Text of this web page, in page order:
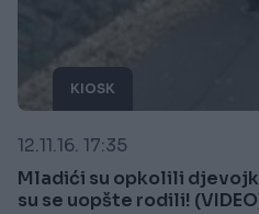
KIOSK
12.11.16. 17:35
Mladići su opkolili
su se uopšte rodili!